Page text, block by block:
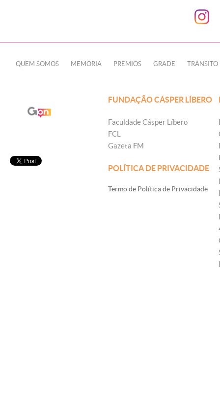
QUEM SOMOS MEMÓRIA PRÊMIOS GRADE TRÂNSITO
FUNDAÇÃO CÁSPER LÍBERO
Faculdade Cásper Líbero
FCL
Gazeta FM
POLÍTICA DE PRIVACIDADE
Termo de Política de Privacidade